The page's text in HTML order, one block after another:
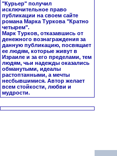
"Курьер" получил
исключительное право
публикации на своем сайте
романа Марка Туркова "Кратно
четырем".
Марк Турков, отказавшись от
денежного вознаграждения за
данную публикацию, посвящает
ее людям, которые живут в
Израиле и за его пределами, тем
людям, чьи надежды оказались
обманутыми, идеалы
растоптанными, а мечты
несбывшимися. Автор желает
всем стойкости, любви и
мудрости.